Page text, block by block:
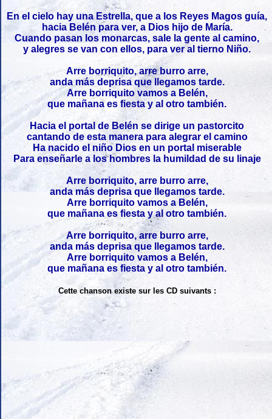
En el cielo hay una Estrella, que a los Reyes Magos guía,
hacia Belén para ver, a Dios hijo de María.
Cuando pasan los monarcas, sale la gente al camino,
y alegres se van con ellos, para ver al tierno Niño.
Arre borriquito, arre burro arre,
anda más deprisa que llegamos tarde.
Arre borriquito vamos a Belén,
que mañana es fiesta y al otro también.
Hacia el portal de Belén se dirige un pastorcito
cantando de esta manera para alegrar el camino
Ha nacido el niño Dios en un portal miserable
Para enseñarle a los hombres la humildad de su linaje
Arre borriquito, arre burro arre,
anda más deprisa que llegamos tarde.
Arre borriquito vamos a Belén,
que mañana es fiesta y al otro también.
Arre borriquito, arre burro arre,
anda más deprisa que llegamos tarde.
Arre borriquito vamos a Belén,
que mañana es fiesta y al otro también.
Cette chanson existe sur les CD suivants :